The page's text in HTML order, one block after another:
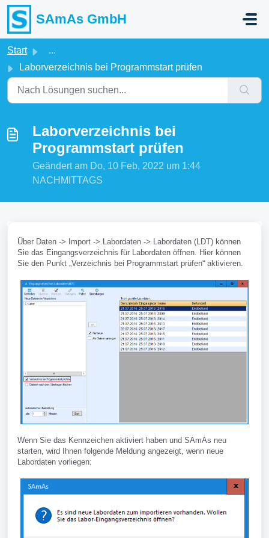
Zum hauptsächlichen Inhalt gehen
SAmAs GmbH
Start
...
Laborverzeichnis bei Programmstart prüfen
Laborverzeichnis bei
Programmstart prüfen
Geändert am Do, 10 Feb, 2022 um 1:44
NACHMITTAGS
Über Daten -> Import -> Labordaten -> Labordaten (LDT) können
Sie das Eingangsverzeichnis für Labordaten öffnen. Hier können
Sie den Punkt „Verzeichnis bei Programmstart prüfen“ aktivieren.
Wenn Sie das Kennzeichen aktiviert haben und SAmAs neu
starten, wird Ihnen folgende Meldung angezeigt, wenn neue
Labordaten vorliegen: